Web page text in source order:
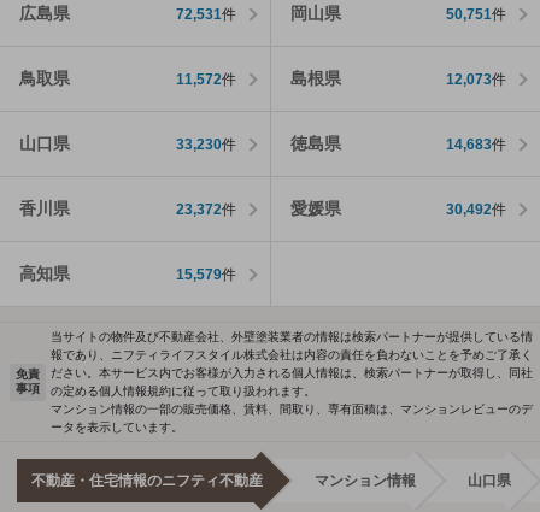
広島県 72,531件 岡山県 50,751件
鳥取県 11,572件 島根県 12,073件
山口県 33,230件 徳島県 14,683件
香川県 23,372件 愛媛県 30,492件
高知県 15,579件
免責
事項
当サイトの物件及び不動産会社、外壁塗装業者の情報は検索パートナーが提供している情
報であり、ニフティライフスタイル株式会社は内容の責任を負わないことを予めご了承く
ださい。本サービス内でお客様が入力される個人情報は、検索パートナーが取得し、同社
の定める個人情報規約に従って取り扱われます。
マンション情報の一部の販売価格、賃料、間取り、専有面積は、マンションレビューのデ
ータを表示しています。
不動産・住宅情報のニフティ不動産 マンション情報 山口県